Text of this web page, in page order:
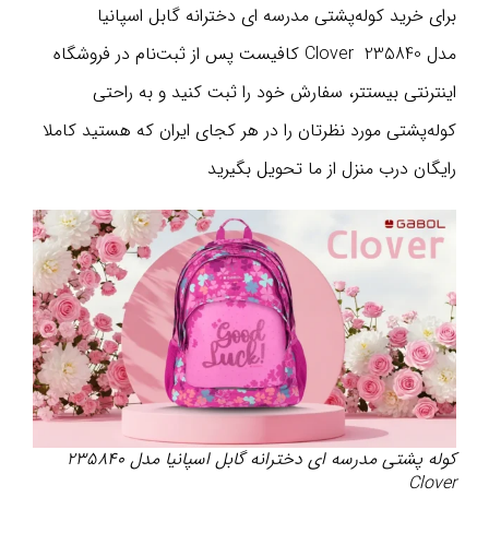
برای خرید کوله‌پشتی مدرسه ای دخترانه گابل اسپانیا
مدل 235840 Clover کافیست پس از ثبت‌نام در فروشگاه
اینترنتی بیستتر، سفارش خود را ثبت کنید و به راحتی
کوله‌پشتی مورد نظرتان را در هر کجای ایران که هستید کاملا
رایگان درب منزل از ما تحویل بگیرید
کوله پشتی مدرسه ای دخترانه گابل اسپانیا مدل 235840
Clover